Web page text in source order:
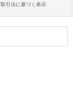
引法に基づく表示